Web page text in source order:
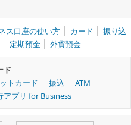
ス口座の使い方 カード
振り込
定期預金 外貨預金
ド
トカード 振込
ATM
アプリ for Business